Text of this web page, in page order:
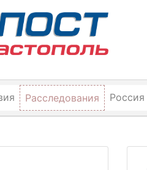
Расследования Россия